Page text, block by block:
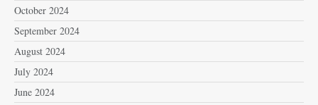
October 2024
September 2024
August 2024
July 2024
June 2024